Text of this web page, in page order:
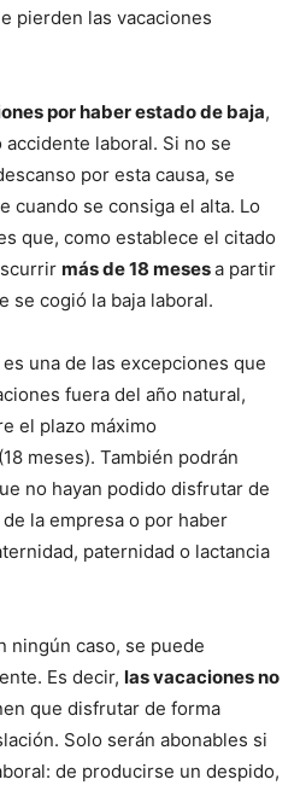
pierden las vacaciones
por haber estado de baja,
laboral. Si no se
por esta causa, se
cuando se consiga el alta. Lo
que, como establece el citado
más de 18 mesesa partir
se cogió la baja laboral.
una de las excepciones que
fuera del año natural,
el plazo máximo
meses). También podrán
no hayan podido disfrutar de
la empresa o por haber
paternidad o lactancia
ningún caso, se puede
Es decir, las vacaciones no
que disfrutar de forma
Solo serán abonables si
de producirse un despido,